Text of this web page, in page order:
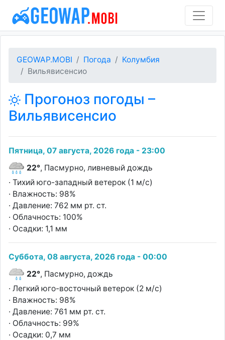
GEOWAP.MOBI Погода
Колумбия
Вильявисенсио
Прогоноз погоды –
Вильявисенсио
Пятница, 07 августа, 2026 года - 23:00
22°, Пасмурно, ливневый дождь
· Тихий юго-западный ветерок (1 м/с)
· Влажность: 98%
· Давление: 762 мм рт. ст.
· Облачность: 100%
· Осадки: 1,1 мм
Суббота, 08 августа, 2026 года - 00:00
22°, Пасмурно, дождь
· Легкий юго-восточный ветерок (2 м/с)
· Влажность: 98%
· Давление: 761 мм рт. ст.
· Облачность: 99%
· Осадки: 0,7 мм